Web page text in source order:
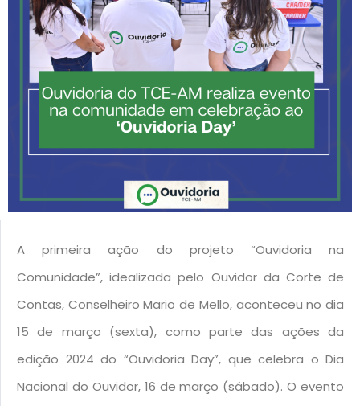
A primeira ação do projeto “Ouvidoria na
Comunidade”, idealizada pelo Ouvidor da Corte de
Contas, Conselheiro Mario de Mello, aconteceu no dia
15 de março (sexta), como parte das ações da
edição 2024 do “Ouvidoria Day”, que celebra o Dia
Nacional do Ouvidor, 16 de março (sábado). O evento